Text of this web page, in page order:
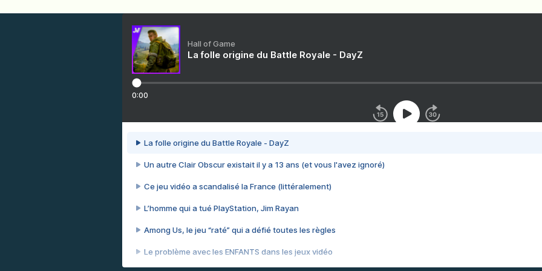
Hall of Game
La folle origine du Battle Royale - DayZ
0:00
La folle origine du Battle Royale - DayZ
Un autre Clair Obscur existait il y a 13 ans (et vous l'avez ignoré)
Ce jeu vidéo a scandalisé la France (littéralement)
L’homme qui a tué PlayStation, Jim Rayan
Among Us, le jeu “raté” qui a défié toutes les règles
Le problème avec les ENFANTS dans les jeux vidéo